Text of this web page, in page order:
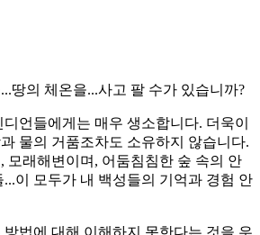
땅의 체온을...사고 팔 수가 있습니까?
언들에게는 매우 생소합니다. 더욱이
물의 거품조차도 소유하지 않습니다.
모래해변이며, 어둠침침한 숲 속의 안
이 모두가 내 백성들의 기억과 경험 안